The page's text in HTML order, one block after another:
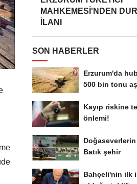
MAHKEMESİ'NDEN
İLANI
SON HABERLER
Erzurum'da
500 bin tonu
Kayıp riskine
önlemi!
Batık şehir
Bahçeli'nin ilk